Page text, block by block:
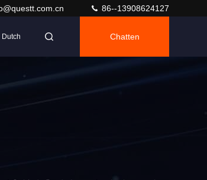
86--13908624127
Dutch Chatten